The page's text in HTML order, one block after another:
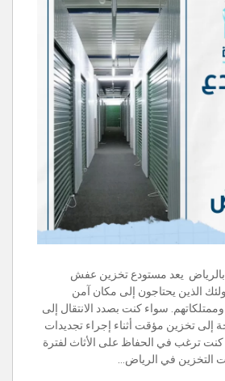
يعد مستودع تخزين عفش
الذين يحتاجون إلى مكان آمن
سواء كنت بصدد الانتقال إلى
إلى تخزين مؤقت أثناء إجراء تجديدات
ترغب في الحفاظ على الأثاث لفترة
التخزين في الرياض…